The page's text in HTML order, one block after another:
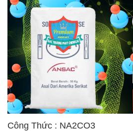
Công Thức : NA2CO3